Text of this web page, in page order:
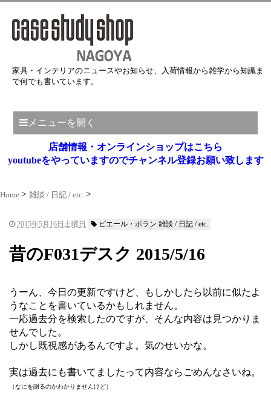
家具・インテリアのニュースやお知らせ、入荷情報から雑学から知識ま
で何でも書いています。
メニューを開く
店舗情報・オンラインショップはこちら
youtubeをやっていますのでチャンネル登録お願い致します
Home 雑談 / 日記 / etc.
2015年5月16日土曜日 ピエール・ポラン 雑談 / 日記 / etc.
昔のF031デスク 2015/5/16
うーん、今日の更新ですけど、もしかしたら以前に似たよ
うなことを書いているかもしれません。
一応過去分を検索したのですが、そんな内容は見つかりま
せんでした。
しかし既視感があるんですよ。気のせいかな。
実は過去にも書いてましたって内容ならごめんなさいね。
（なにを謝るのかわかりませんけど）